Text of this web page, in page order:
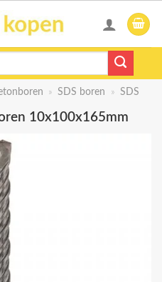
» SDS boren » SDS
10x100x165mm